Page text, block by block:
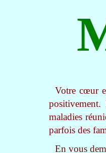
Votre cœur
maladies
parfois des
En vous